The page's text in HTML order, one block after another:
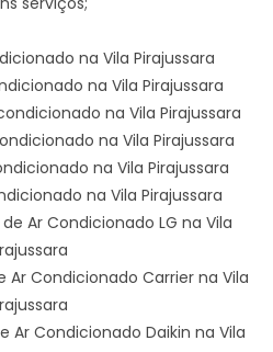
na Vila Pirajussara
na Vila Pirajussara
na Vila Pirajussara
na Vila Pirajussara
na Vila Pirajussara
na Vila Pirajussara
Ar Condicionado LG na Vila
Ar Condicionado Carrier na Vila
Ar Condicionado Daikin na Vila